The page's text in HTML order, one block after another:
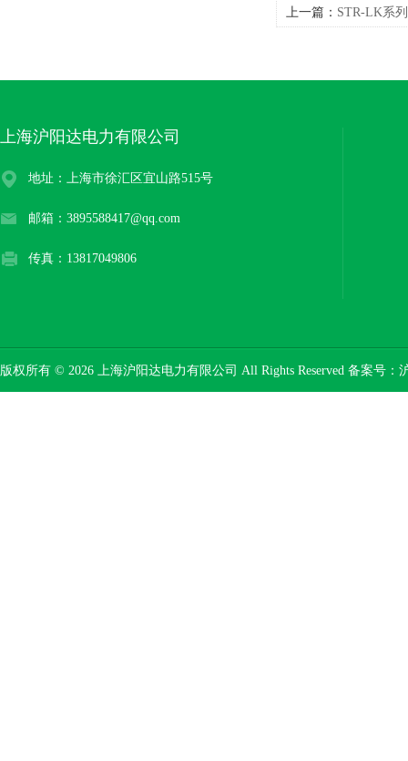
上一篇： STR-LK系
上海沪阳达电力有限公司
地址：上海市徐汇区宜山路515号
邮箱：3895588417@qq.com
传真：13817049806
版权所有 © 2026 上海沪阳达电力有限公司 All Rights Reserved 备案号：